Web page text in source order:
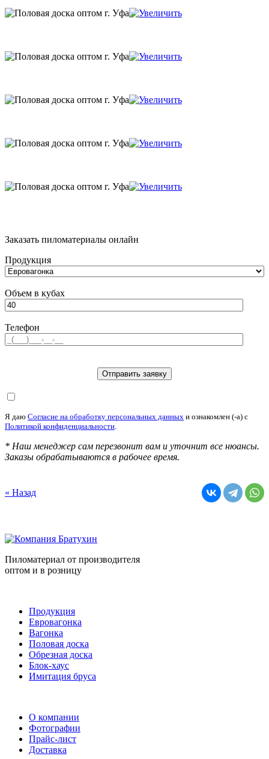
Заказать пиломатериалы онлайн
Продукция
Объем в кубах
Телефон
Я даю Согласие на обработку персональных данных и ознакомлен (-а) c
Политикой конфиденциальности
* Наш менеджер сам перезвонит вам и уточнит все нюансы.
Заказы обрабатываются в рабочее время.
« Назад
Пиломатериал от производителя
оптом и в розницу
Продукция
Евровагонка
Вагонка
Половая доска
Обрезная доска
Блок-хаус
Имитация бруса
О компании
Фотографии
Прайс-лист
Доставка